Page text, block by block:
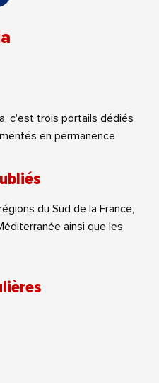
c'est trois portails dédiés
en permanence
du Sud de la France,
ainsi que les